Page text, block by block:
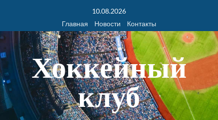
10.08.2026
Главная
Новости Контакты
Хоккейный
клуб